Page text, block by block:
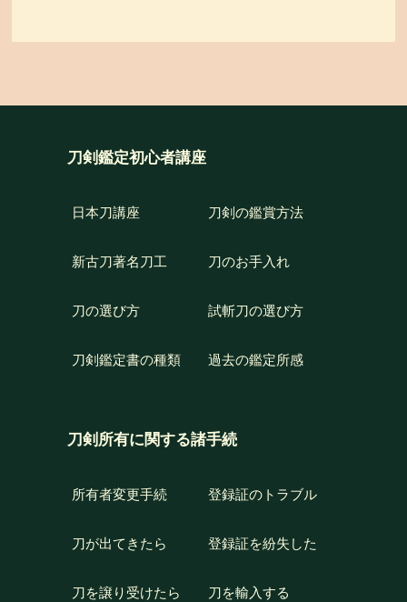
刀剣鑑定初心者講座
日本刀講座 刀剣の鑑賞方法
新古刀著名刀工 刀のお手入れ
刀の選び方 試斬刀の選び方
刀剣鑑定書の種類 過去の鑑定所感
刀剣所有に関する諸手続
所有者変更手続 登録証のトラブル
刀が出てきたら 登録証を紛失した
刀を譲り受けたら 刀を輸入する